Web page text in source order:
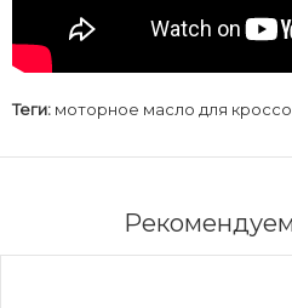
Теги: моторное масло для